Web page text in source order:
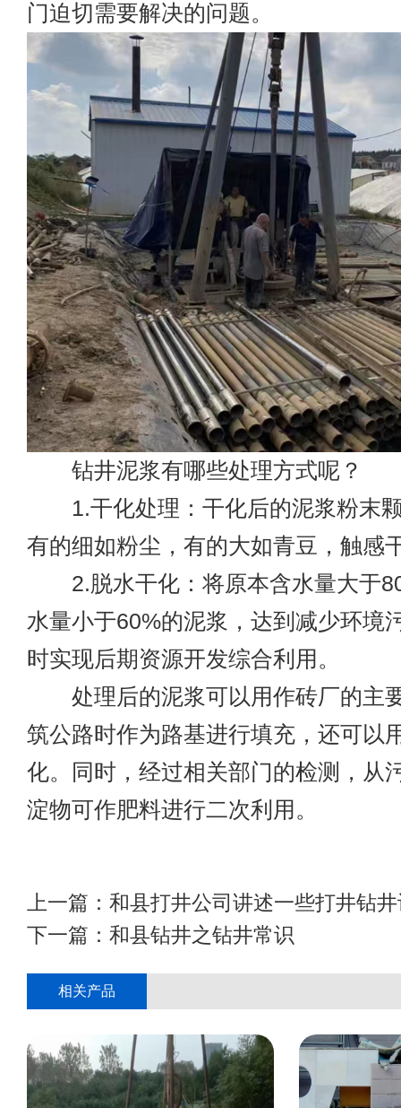
门迫切需要解决的问题。
钻井泥浆有哪些处理方式呢？
1.干化处理：干化后的泥浆粉末
有的细如粉尘，有的大如青豆，触感
2.脱水干化：将原本含水量大于
水量小于60%的泥浆，达到减少环境
时实现后期资源开发综合利用。
处理后的泥浆可以用作砖厂的主
筑公路时作为路基进行填充，还可以
化。同时，经过相关部门的检测，从
淀物可作肥料进行二次利用。
上一篇： 和县打井公司讲述一些打井钻
下一篇： 和县钻井之钻井常识
相关产品